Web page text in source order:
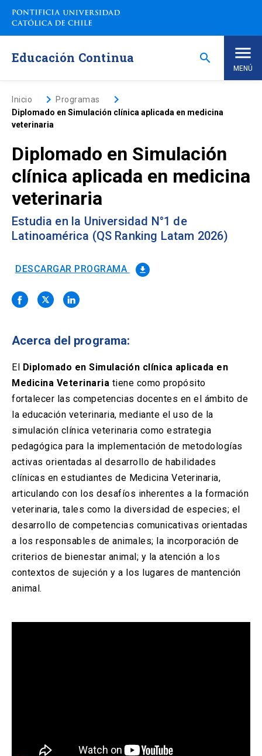
Saltar
contenido
Educación Continua search
MENÚ
Inicio
Nosotros
Programas de Estudio
Programas Corporativos
Noticias
Solicitud Certificados(El
enlace
nueva
Portal Empresas(El
enlace
en
nueva
pestaña)
enlace
se
abre
una
nueva
pestaña)
Biblioteca launch
enlace
se
abre
en
una
nueva
pestaña)
Mi Portal UC launch
enlace
se
abre
en
una
nueva
pestaña)
Correo launch
(El
enlace
se
abre
en
una
nueva
pestaña)
Inicio keyboard_arrow_rightProgramas keyboard_arrow_right
Diplomado en Simulación clínica aplicada en medicina
veterinaria
Diplomado en Simulación
clínica aplicada en medicina
veterinaria
Estudia en la Universidad N°1 de
Latinoamérica (QS Ranking Latam 2026)
DESCARGAR PROGRAMA file_download
Acerca del programa:
El Diplomado en Simulación clínica aplicada en
Medicina Veterinaria tiene como propósito
fortalecer las competencias docentes en el ámbito de
la educación veterinaria, mediante el uso de la
simulación clínica veterinaria como estrategia
pedagógica para la implementación de metodologías
activas orientadas al desarrollo de habilidades
clínicas en estudiantes de Medicina Veterinaria,
articulando con los desafíos inherentes a la formación
veterinaria, tales como la diversidad de especies; el
desarrollo de competencias comunicativas orientadas
a los responsables de animales; la incorporación de
criterios de bienestar animal; y la atención a los
contextos de sujeción y a los lugares de mantención
animal.